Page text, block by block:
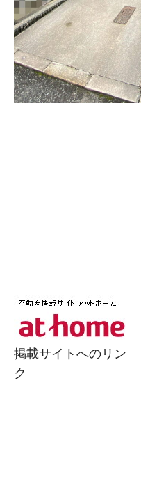
掲載サイトへのリン
ク